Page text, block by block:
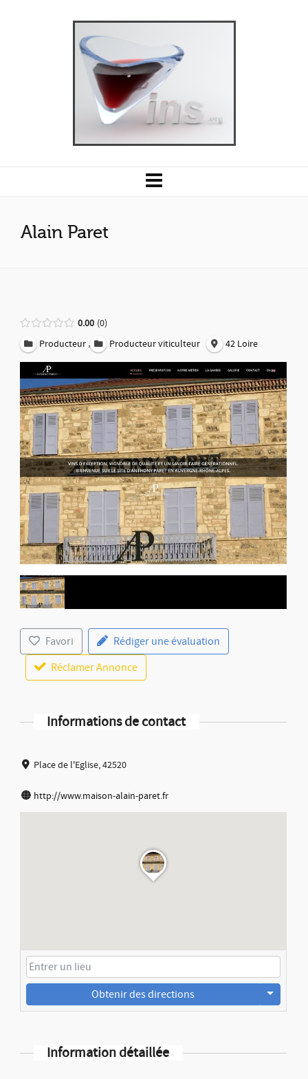
Alain Paret
0.00 0
Producteur , Producteur viticulteur 42 Loire
Favori
Rédiger une évaluation
Réclamer Annonce
Informations de contact
Place de l'Eglise, 42520
http://www.maison-alain-paret.fr
Obtenir des directions
Information détaillée